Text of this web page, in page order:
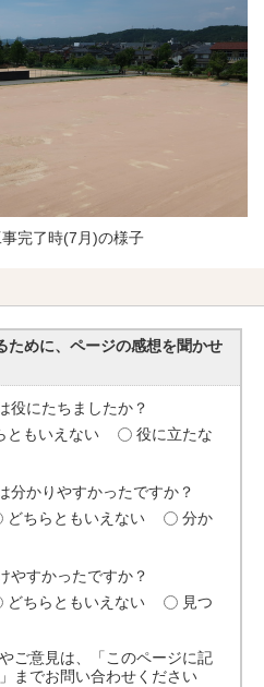
事完了時(7月)の様子
ために、ページの感想を聞かせ
役にたちましたか？
ともいえない
役に立たな
分かりやすかったですか？
どちらともいえない
分か
やすかったですか？
どちらともいえない
見つ
ご意見は、「このページに記
までお問い合わせください